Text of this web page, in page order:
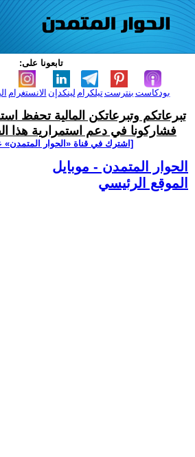
تابعونا على:
الانستغرام لينكدإن تيلكرامبنترست بودكاست
تبرعاتكم وتبرعاتكن المالية تحفظ
فشاركونا في دعم استمرارية هذا
[اشترك في قناة ‫«الحوار المتمدن»
الحوار المتمدن - موبايل
الموقع الرئيسي